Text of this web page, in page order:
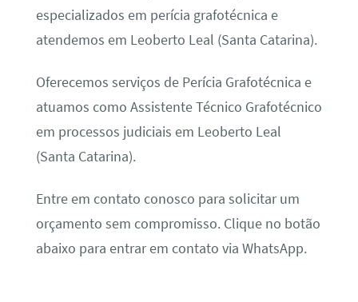
especializados em perícia grafotécnica e
atendemos em Leoberto Leal (Santa Catarina).
Oferecemos serviços de Perícia Grafotécnica e
atuamos como Assistente Técnico Grafotécnico
em processos judiciais em Leoberto Leal
(Santa Catarina).
Entre em contato conosco para solicitar um
orçamento sem compromisso. Clique no botão
abaixo para entrar em contato via WhatsApp.